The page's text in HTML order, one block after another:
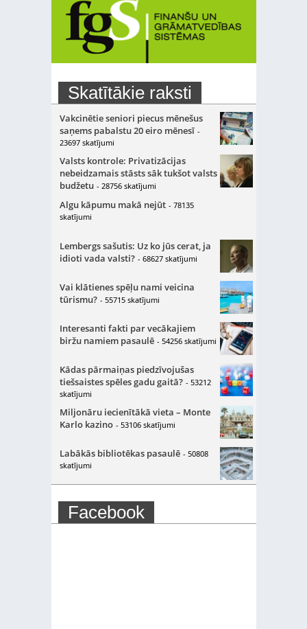
Skatītākie raksti
Vakcinētie seniori piecus mēnešus
saņems pabalstu 20 eiro mēnesī -
23697 skatījumi
Valsts kontrole: Privatizācijas
nebeidzamais stāsts sāk tukšot valsts
budžetu - 28756 skatījumi
Algu kāpumu makā nejūt - 78135
skatījumi
Lembergs sašutis: Uz ko jūs cerat, ja
idioti vada valsti? - 68627 skatījumi
Vai klātienes spēļu nami veicina
tūrismu? - 55715 skatījumi
Interesanti fakti par vecākajiem
biržu namiem pasaulē - 54256 skatījumi
Kādas pārmaiņas piedzīvojušas
tiešsaistes spēles gadu gaitā? - 53212
skatījumi
Miljonāru iecienītākā vieta – Monte
Karlo kazino - 53106 skatījumi
Labākās bibliotēkas pasaulē - 50808
skatījumi
Facebook